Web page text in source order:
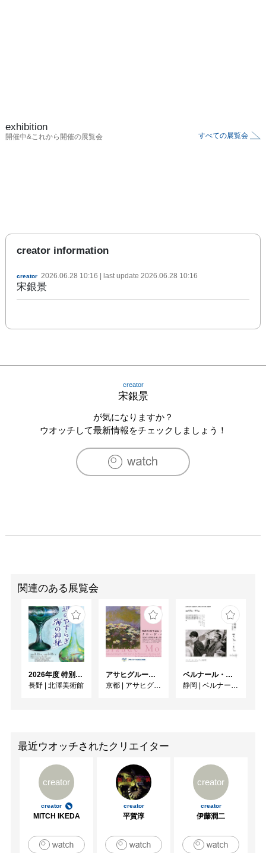
exhibition
開催中&これから開催の展覧会 すべての展覧会
creator information
creator 2026.06.28 10:16 | last update 2026.06.28 10:16
宋銀景
creator
宋銀景
が気になりますか？
ウオッチして最新情報をチェックしましょう！
関連のある展覧会
2026年度 特別展「ガレとドーム、アール･ヌーヴォーのガラス 水辺のやすらぎ、海の神秘」
長野 | 北澤美術館
アサヒグループ大山崎山荘美術館 開館30周年記念展「没後100年 クロード・モネ」
京都 | アサヒグループ大山崎山荘美術館
ベルナール・ビュフェと写真 ーカメラがとらえたビュフェとその時代、そして21 世紀へ
静岡 | ベルナール・ビュフェ美術館
最近ウオッチされたクリエイター
creator
creator
MITCH IKEDA
creator
平賀淳
creator
creator
伊藤潤二